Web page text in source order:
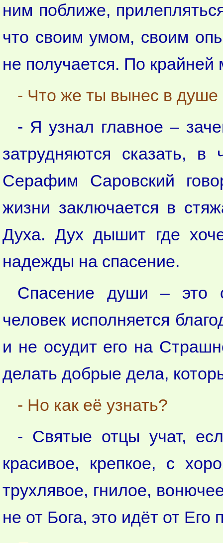
ним поближе,
что своим умом, своим
не получается. По
- Что же ты вынес в душе
- Я узнал главное –
затрудняются сказать,
Серафим Саровский
жизни заключается в
Духа. Дух дышит где
надежды на спасение.
Спасение души – это
человек исполняется
и не осудит его на
делать добрые дела,
- Но как её узнать?
- Святые отцы учат,
красивое, крепкое, с
трухлявое, гнилое,
не от Бога, это идёт от Его